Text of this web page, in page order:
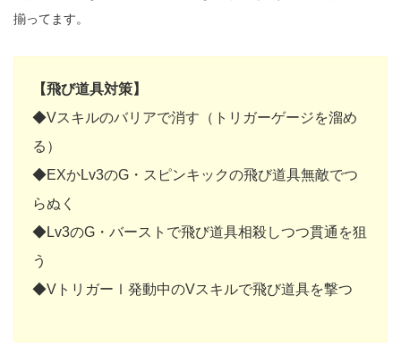
揃ってます。
【飛び道具対策】
◆Vスキルのバリアで消す（トリガーゲージを溜め
る）
◆EXかLv3のG・スピンキックの飛び道具無敵でつ
らぬく
◆Lv3のG・バーストで飛び道具相殺しつつ貫通を狙
う
◆VトリガーⅠ発動中のVスキルで飛び道具を撃つ